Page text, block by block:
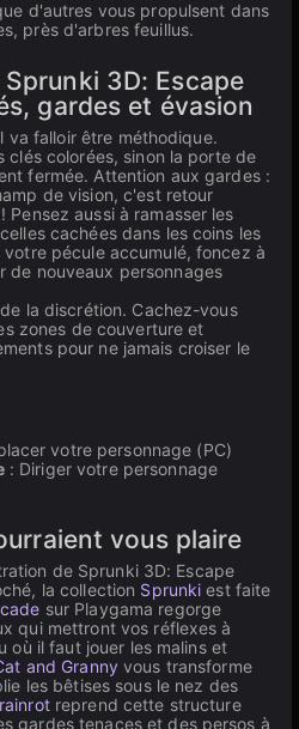
d'autres vous propulsent dans
près d'arbres feuillus.
3D: Escape
gardes et évasion
va falloir être méthodique.
clés colorées, sinon la porte de
fermée. Attention aux gardes :
de vision, c'est retour
aussi à ramasser les
cachées dans les coins les
pécule accumulé, foncez à
de nouveaux personnages
la discrétion. Cachez-vous
zones de couverture et
pour ne jamais croiser le
votre personnage (PC)
: Diriger votre personnage
vous plaire
de Sprunki 3D: Escape
la collection Sprunki est faite
sur Playgama regorge
qui mettront vos réflexes à
où il faut jouer les malins et
and Grannyvous transforme
les bêtises sous le nez des
reprend cette structure
gardes tenaces et des persos à